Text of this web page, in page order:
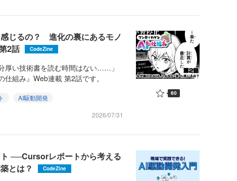
じるの？ 進化の裏にあるモノ
2話
CodeZine
厚い技術書を読む時間はない……」
組み』Web連載 第2話です。
AI駆動開発
2026/07/31
60
──Cursorレポートから考える
とは？
CodeZine